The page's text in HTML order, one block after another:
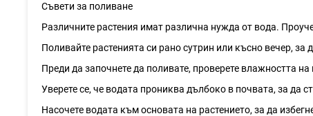
Съвети за поливане
Различните растения имат различна нужда от вода.
Поливайте растенията си рано сутрин или късно вечер, за
Преди да започнете да поливате, проверете влажността
Уверете се, че водата прониква дълбоко в почвата, за да
Насочете водата към основата на растението, за да